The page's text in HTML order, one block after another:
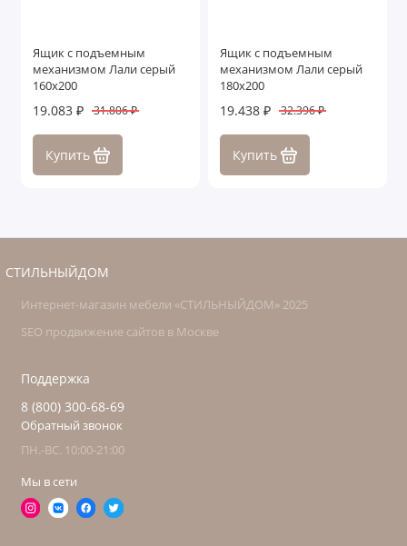
Ящик с подъемным
механизмом Лали серый
160х200
19.083 ₽ 31.806 ₽
Купить
Ящик с подъемным
механизмом Лали серый
180х200
19.438 ₽ 32.396 ₽
Купить
СТИЛЬНЫЙДОМ
Интернет-магазин мебели «СТИЛЬНЫЙДОМ» 2025
SEO продвижение сайтов в Москве
Поддержка
8 (800) 300-68-69
Обратный звонок
ПН.-ВС. 10:00-21:00
Мы в сети